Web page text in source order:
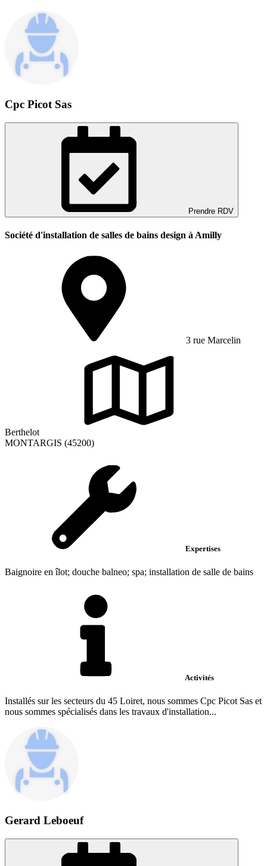
Cpc Picot Sas
Prendre RDV
Société d'installation de salles de bains design à Amilly
3 rue Marcelin
Berthelot
MONTARGIS (45200)
Expertises
Baignoire en îlot; douche balneo; spa; installation de salle de bains
Activités
Installés sur les secteurs du 45 Loiret, nous sommes Cpc Picot Sas et
nous sommes spécialisés dans les travaux d'installation...
Gerard Leboeuf